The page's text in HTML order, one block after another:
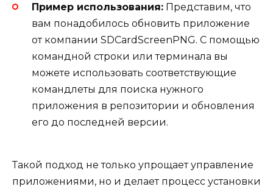
Пример использования: Представим, что
вам понадобилось обновить приложение
от компании SDCardScreenPNG. С помощью
командной строки или терминала вы
можете использовать соответствующие
командлеты для поиска нужного
приложения в репозитории и обновления
его до последней версии.
Такой подход не только упрощает управление
приложениями, но и делает процесс установки